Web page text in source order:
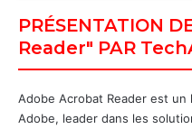
PRÉSENTATION
Reader" PAR
Adobe Acrobat Reader est
Adobe, leader dans les